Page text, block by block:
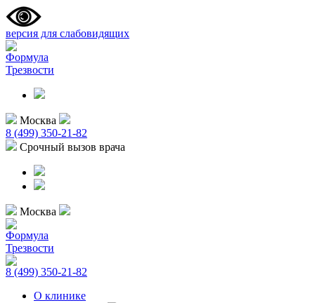
версия для слабовидящих
Формула
Трезвости
Москва
8 (499) 350-21-82
Срочный вызов врача
Москва
Формула
Трезвости
8 (499) 350-21-82
О клинике